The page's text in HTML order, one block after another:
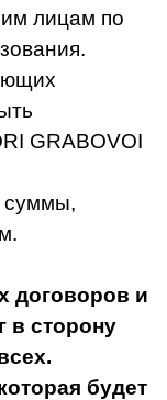
лицам по
GRABOVOI
суммы,
договоров и
в сторону
будет